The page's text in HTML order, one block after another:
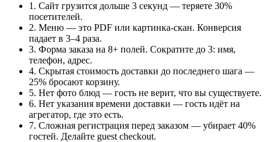
1. Сайт грузится дольше 3 секунд — теряете 30%
посетителей.
2. Меню — это PDF или картинка-скан. Конверсия
падает в 3–4 раза.
3. Форма заказа на 8+ полей. Сократите до 3: имя,
телефон, адрес.
4. Скрытая стоимость доставки до последнего шага —
25% бросают корзину.
5. Нет фото блюд — гость не верит, что вы существуете.
6. Нет указания времени доставки — гость идёт на
агрегатор, где это есть.
7. Сложная регистрация перед заказом — убирает 40%
гостей. Делайте guest checkout.